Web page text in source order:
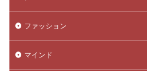
ファッション
マインド